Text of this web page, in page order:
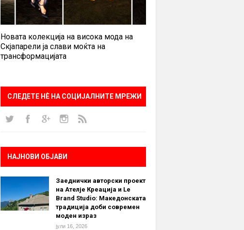
Новата колекција на висока мода на
Скјапарели ја слави моќта на
трансформацијата
СЛЕДЕТЕ НÈ НА СОЦИЈАЛНИТЕ МРЕЖИ
НАЈНОВИ ОБЈАВИ
Заеднички авторски проект
на Ателје Креација и Le
Brand Studio: Македонската
традиција доби современ
моден израз
јули 16, 2026